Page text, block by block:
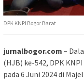
DPK KNPI Bogor Barat
jurnalbogor.com –
(HJB) ke-542, DPK
pada 6 Juni 2024 di